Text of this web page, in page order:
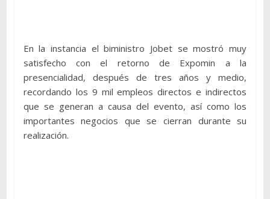
En la instancia el biministro Jobet se mostró muy
satisfecho con el retorno de Expomin a la
presencialidad, después de tres años y medio,
recordando los 9 mil empleos directos e indirectos
que se generan a causa del evento, así como los
importantes negocios que se cierran durante su
realización.